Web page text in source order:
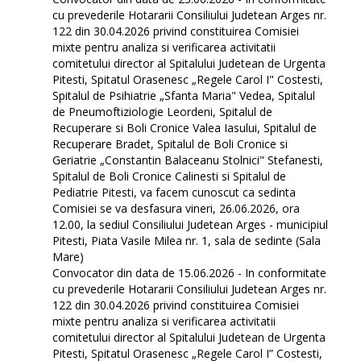
cu prevederile Hotararii Consiliului Judetean Arges nr.
122 din 30.04.2026 privind constituirea Comisiei
mixte pentru analiza si verificarea activitatii
comitetului director al Spitalului Judetean de Urgenta
Pitesti, Spitatul Orasenesc „Regele Carol I" Costesti,
Spitalul de Psihiatrie „Sfanta Maria" Vedea, Spitalul
de Pneumoftiziologie Leordeni, Spitalul de
Recuperare si Boli Cronice Valea Iasului, Spitalul de
Recuperare Bradet, Spitalul de Boli Cronice si
Geriatrie „Constantin Balaceanu Stolnici" Stefanesti,
Spitalul de Boli Cronice Calinesti si Spitalul de
Pediatrie Pitesti, va facem cunoscut ca sedinta
Comisiei se va desfasura vineri, 26.06.2026, ora
12.00, la sediul Consiliului Judetean Arges - municipiul
Pitesti, Piata Vasile Milea nr. 1, sala de sedinte (Sala
Mare)
Convocator din data de 15.06.2026 - In conformitate
cu prevederile Hotararii Consiliului Judetean Arges nr.
122 din 30.04.2026 privind constituirea Comisiei
mixte pentru analiza si verificarea activitatii
comitetului director al Spitalului Judetean de Urgenta
Pitesti, Spitatul Orasenesc „Regele Carol I” Costesti,